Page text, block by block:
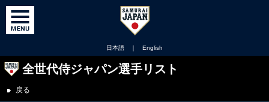
日本語 ｜ English
全世代侍ジャパン選手リスト
戻る